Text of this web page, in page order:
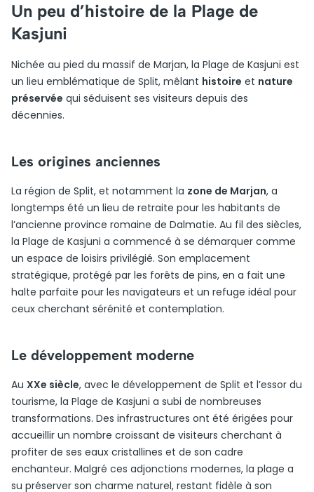
Un peu d’histoire de la Plage de
Kasjuni
Nichée au pied du massif de Marjan, la Plage de Kasjuni est
un lieu emblématique de Split, mêlant histoire et nature
préservée qui séduisent ses visiteurs depuis des
décennies.
Les origines anciennes
La région de Split, et notamment la zone de Marjan, a
longtemps été un lieu de retraite pour les habitants de
l’ancienne province romaine de Dalmatie. Au fil des siècles,
la Plage de Kasjuni a commencé à se démarquer comme
un espace de loisirs privilégié. Son emplacement
stratégique, protégé par les forêts de pins, en a fait une
halte parfaite pour les navigateurs et un refuge idéal pour
ceux cherchant sérénité et contemplation.
Le développement moderne
Au XXe siècle, avec le développement de Split et l’essor du
tourisme, la Plage de Kasjuni a subi de nombreuses
transformations. Des infrastructures ont été érigées pour
accueillir un nombre croissant de visiteurs cherchant à
profiter de ses eaux cristallines et de son cadre
enchanteur. Malgré ces adjonctions modernes, la plage a
su préserver son charme naturel, restant fidèle à son